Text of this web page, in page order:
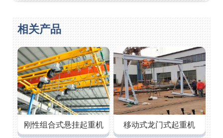
相关产品
刚性组合式悬挂起重机 移动式龙门式起重机